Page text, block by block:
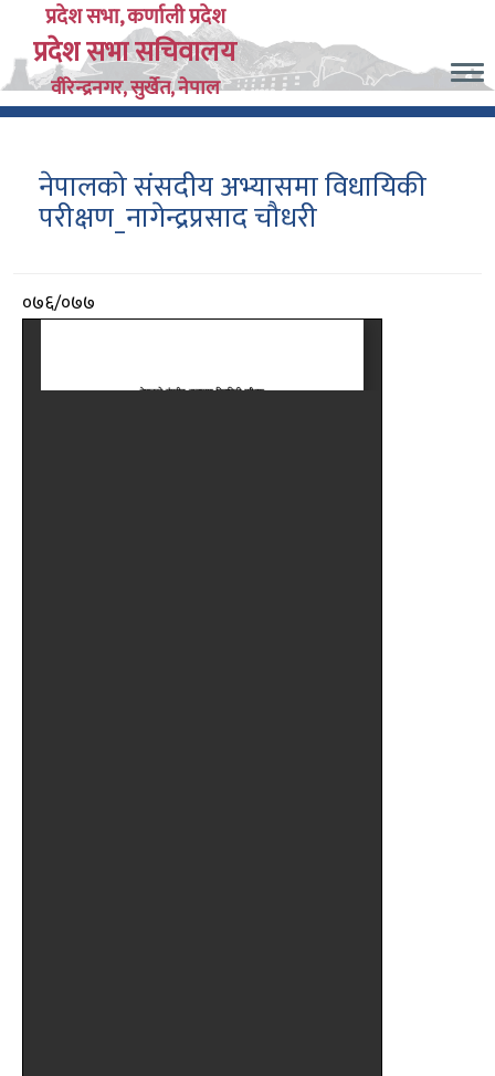
main
content
प्रदेश सभा, कर्णाली प्रदेश
प्रदेश सभा सचिवालय
वीरेन्द्रनगर, सुर्खेत, नेपाल
नेपालको संसदीय अभ्यासमा विधायिकी
परीक्षण_नागेन्द्रप्रसाद चौधरी
आर्थिक
०७६/०७७